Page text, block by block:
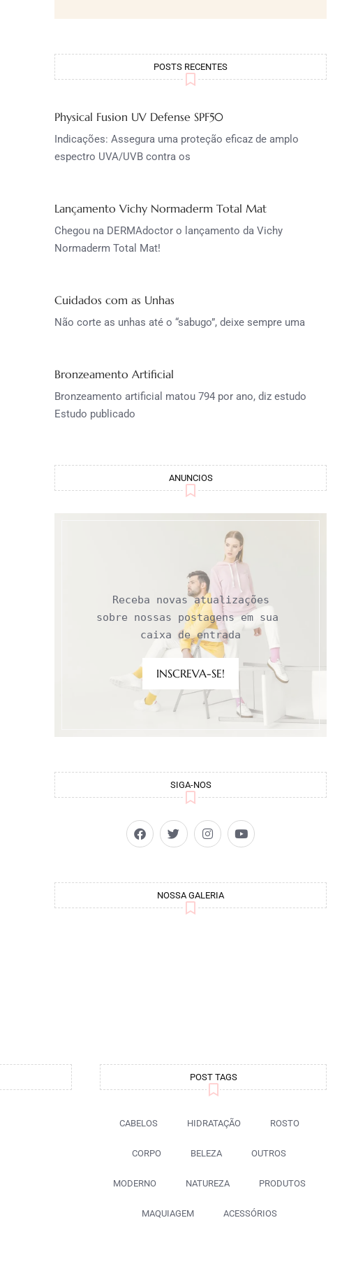
POSTS RECENTES
Physical Fusion UV Defense SPF50
Indicações: Assegura uma proteção eficaz de amplo
espectro UVA/UVB contra os
Lançamento Vichy Normaderm Total Mat
Chegou na DERMAdoctor o lançamento da Vichy
Normaderm Total Mat!
Cuidados com as Unhas
Não corte as unhas até o “sabugo”, deixe sempre uma
Bronzeamento Artificial
Bronzeamento artificial matou 794 por ano, diz estudo
Estudo publicado
ANUNCIOS
Receba novas atualizações
sobre nossas postagens em sua
caixa de entrada
INSCREVA-SE!
SIGA-NOS
NOSSA GALERIA
POST TAGS
CABELOS HIDRATAÇÃO ROSTO
CORPO BELEZA OUTROS
MODERNO NATUREZA PRODUTOS
MAQUIAGEM ACESSÓRIOS